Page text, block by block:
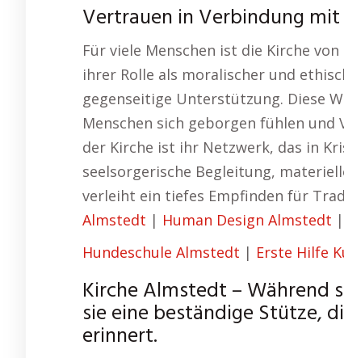
Vertrauen in Verbindung
Für viele Menschen ist die Kirche
ihrer Rolle als moralischer und
gegenseitige Unterstützung. Diese
Menschen sich geborgen fühlen
der Kirche ist ihr Netzwerk, das in
seelsorgerische Begleitung,
verleiht ein tiefes Empfinden für
Almstedt | Human Design Almstedt |
Hundeschule Almstedt | Erste Hilfe
Kirche Almstedt – Während
sie eine beständige Stütze,
erinnert.